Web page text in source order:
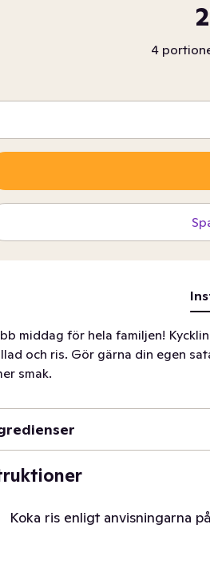
4
middag för hela familjen!
och ris. Gör gärna din egen
smak.
Koka ris enligt anvisningarna